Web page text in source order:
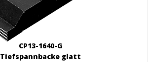
CP13-1640-G
Tiefspannbacke glatt